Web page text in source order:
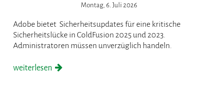
Montag, 6. Juli 2026
Adobe bietet Sicherheitsupdates für eine kritische
Sicherheitslücke in ColdFusion 2025 und 2023.
Administratoren müssen unverzüglich handeln.
weiterlesen